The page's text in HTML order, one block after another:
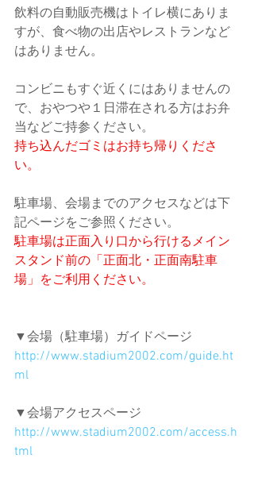
飲料の自動販売機はトイレ横にありま
すが、食べ物の出店やレストランなど
はありません。
コンビニもすぐ近くにはありませんの
で、おやつや１日滞在される方はお弁
当などご持参ください。
持ち込んだゴミはお持ち帰りくださ
い。
駐車場、会場までのアクセスなどは下
記ページをご参照ください。
駐車場は正面入り口から行けるメイン
スタンド前の「正面北・正面南駐車
場」をご利用ください。
▼会場（駐車場）ガイドページ
http://www.stadium2002.com/guide.ht
ml
▼会場アクセスページ
http://www.stadium2002.com/access.h
tml